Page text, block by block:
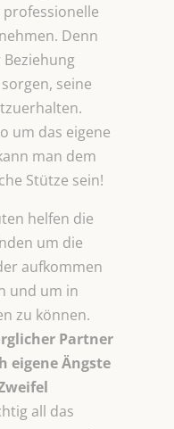
professionelle
Denn
Beziehung
seine
um das eigene
man dem
Stütze sein!
helfen die
um die
aufkommen
und um in
zu können.
Partner
eigene Ängste
all das